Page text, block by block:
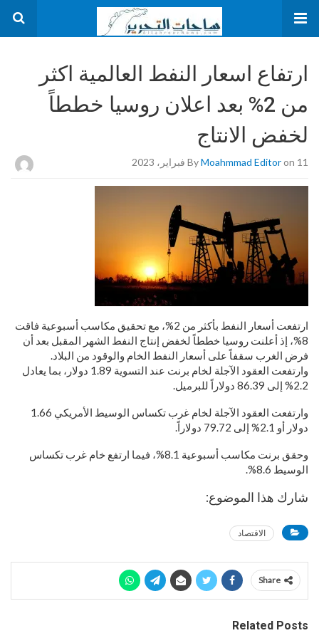
ارتفاع اسعار النفط العالمية اكثر
من 2% بعد اعلان روسيا خططاً
لخفض الانتاج
ByMoahmmad Editoron 11 فبراير، 2023
ارتفعت أسعار النفط بأكثر من 2%، مع تحقيق مكاسب أسبوعية فاقت
8%، إذ أعلنت روسيا خططاً لخفض إنتاج النفط الشهر المقبل بعد أن
فرض الغرب سقفاً على أسعار النفط الخام والوقود من البلاد.
وارتفعت العقود الآجلة لخام برنت عند التسوية 1.89 دولار، بما يعادل
2.2% إلى 86.39 دولاراً للبرميل.
وارتفعت العقود الآجلة لخام غرب تكساس الوسيط الأمريكي 1.66
دولار أو 2.1% إلى 79.72 دولاراً.
وحقق برنت مكاسب أسبوعية 8.1%، فيما ارتفع خام غرب تكساس
الوسيط 8.6%.
شارك هذا الموضوع:
الاقتصاد
Share
Related Posts